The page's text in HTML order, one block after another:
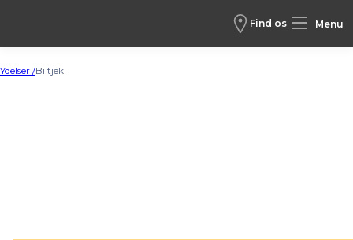
Find os Menu
Ydelser /Biltjek